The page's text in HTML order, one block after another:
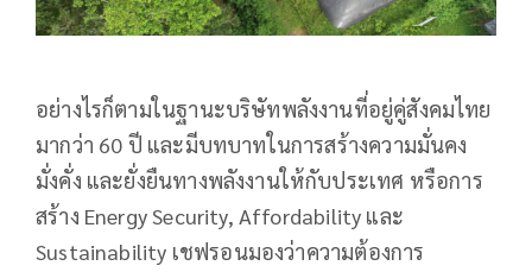
อย่างไรก็ตามในฐานะบริษัทพลังงานที่อยู่คู่สังคมไทย
มากว่า 60 ปี และมีบทบาทในการสร้างความมั่นคง
มั่งคั่ง และยั่งยืนทางพลังงานให้กับประเทศ หรือการ
สร้าง Energy Security, Affordability และ
Sustainability เชฟรอนมองว่าความต้องการ